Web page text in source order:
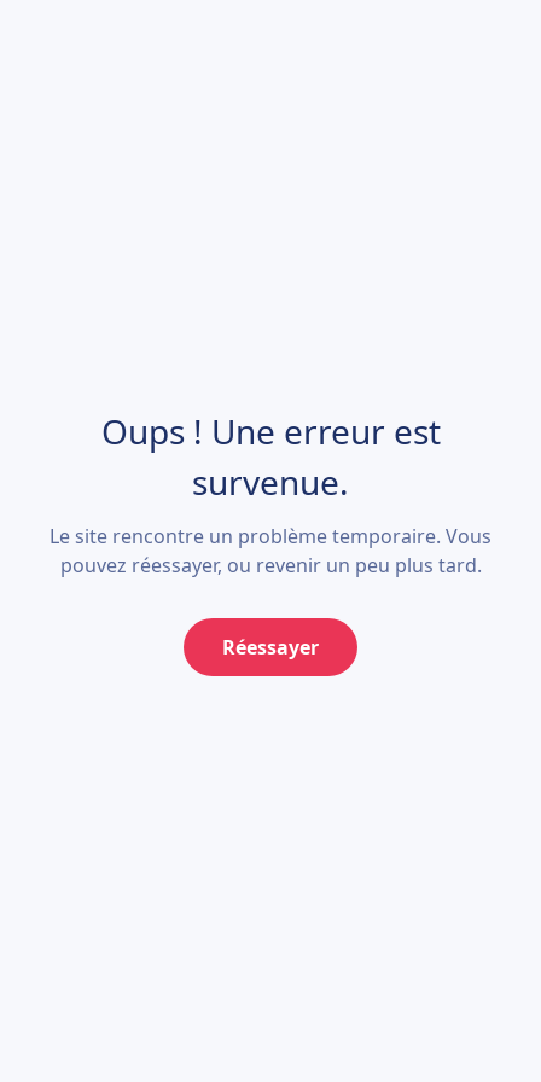
Oups ! Une erreur est
survenue.
Le site rencontre un problème temporaire. Vous
pouvez réessayer, ou revenir un peu plus tard.
Réessayer